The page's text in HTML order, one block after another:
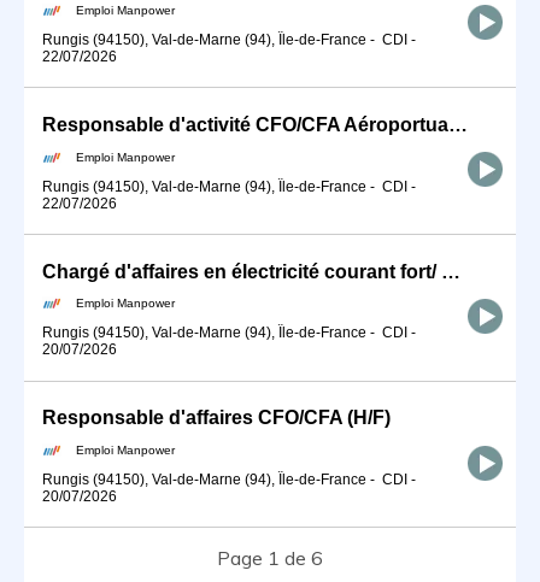
Emploi Manpower
Rungis (94150), Val-de-Marne (94), Île-de-France - CDI -
22/07/2026
Responsable d'activité CFO/CFA Aéroportuaire (H/F)
Emploi Manpower
Rungis (94150), Val-de-Marne (94), Île-de-France - CDI -
22/07/2026
Chargé d'affaires en électricité courant fort/ Courant Faible (H/F)
Emploi Manpower
Rungis (94150), Val-de-Marne (94), Île-de-France - CDI -
20/07/2026
Responsable d'affaires CFO/CFA (H/F)
Emploi Manpower
Rungis (94150), Val-de-Marne (94), Île-de-France - CDI -
20/07/2026
Page 1 de 6